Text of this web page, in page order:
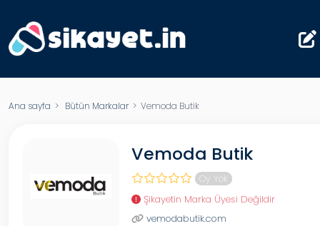
Ana sayfa > Bütün Markalar> Vemoda Butik
Vemoda Butik
Oy Yok
Şikayetin Marka Üyesi Değildir
vemodabutik.com